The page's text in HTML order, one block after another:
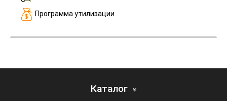
Программа утилизации
Каталог